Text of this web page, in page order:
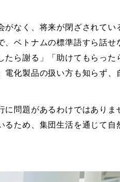
なく、将来が閉ざされてい
ベトナムの標準語すら話せ
ら謝る」「助けてもらった
電化製品の扱い方も知らず、
に問題があるわけではありま
ため、集団生活を通じて自